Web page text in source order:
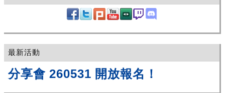
最新活動
分享會 260531 開放報名！